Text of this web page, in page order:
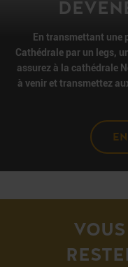
En transmettant une
Cathédrale par un legs,
assurez à la cathédrale
à venir et transmettez